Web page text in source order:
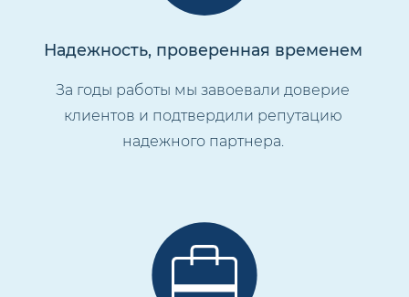
Надежность, проверенная временем
За годы работы мы завоевали доверие
клиентов и подтвердили репутацию
надежного партнера.